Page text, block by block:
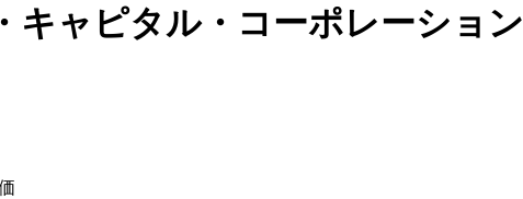
キャピタル・コーポレーション